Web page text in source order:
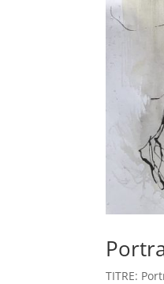
TITRE: